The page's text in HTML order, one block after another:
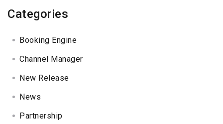
Categories
Booking Engine
Channel Manager
New Release
News
Partnership